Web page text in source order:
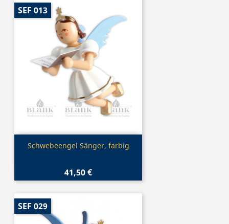
Vorschau
Schwebeengel Sänger, farbig
41,50 €
SEF 013
SEF 029